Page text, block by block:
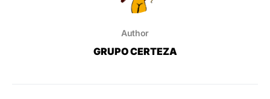
Author
GRUPO CERTEZA